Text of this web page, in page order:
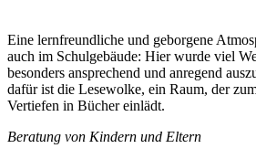
Eine lernfreundliche und geborgene
auch im Schulgebäude: Hier wurde viel
besonders ansprechend und anregend
dafür ist die Lesewolke, ein Raum, der
Vertiefen in Bücher einlädt.
Beratung von Kindern und Eltern